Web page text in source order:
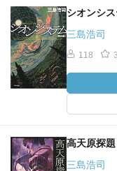
シオンシ
三島浩司
118
高天原探
三島浩司